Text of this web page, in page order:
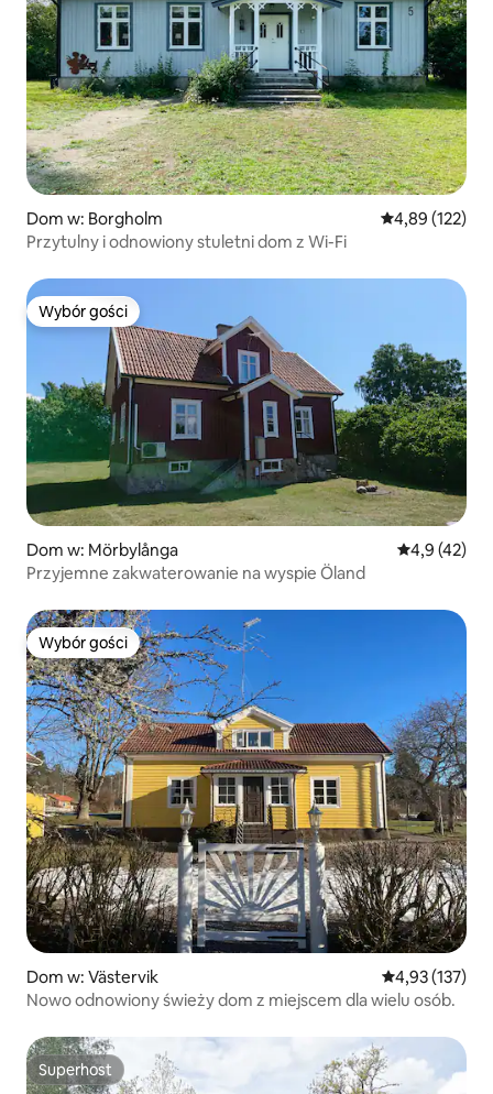
Dom w: Borgholm Średnia
4,89 (122)
Przytulny i odnowiony stuletni dom z Wi-Fi
Wybór gości
Wybór gości
Dom w: Mörbylånga Średnia
4,9 (42)
Przyjemne zakwaterowanie na wyspie Öland
Wybór gości
Wybór gości
Dom w: Västervik Średnia
4,93 (137)
Nowo odnowiony świeży dom z miejscem dla wielu osób.
Superhost
Superhost